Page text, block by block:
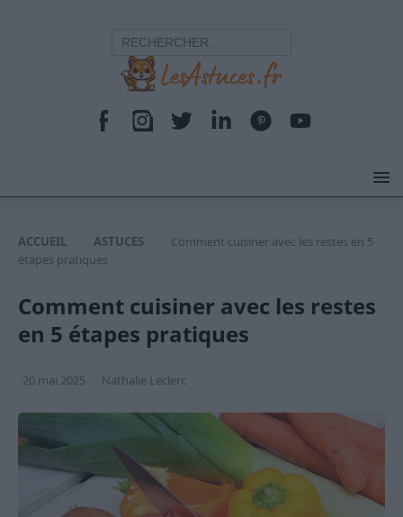
ACCUEIL ASTUCES
Comment cuisiner avec les restes en 5
étapes pratiques
Comment cuisiner avec les restes
en 5 étapes pratiques
20 mai 2025 Nathalie Leclerc